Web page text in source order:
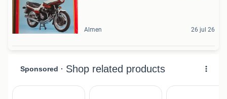
Almen 26 jul 26